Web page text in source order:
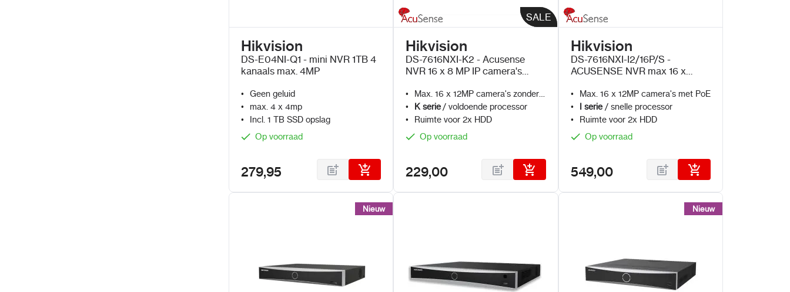
Hikvision
DS-E04NI-Q1 - mini NVR 1TB 4
kanaals max. 4MP
Geen geluid
max. 4 x 4mp
Incl. 1 TB SSD opslag
Op voorraad
279,95
SALE
SALE
Hikvision
DS-7616NXI-K2 - Acusense
NVR 16 x 8 MP IP camera's
Max. 16 x 12MP camera's zonder
PoEK serie/ voldoende processor
Ruimte voor 2x HDD
Op voorraad
229,00
Hikvision
DS-7616NXI-I2/16P/S -
ACUSENSE NVR max 16 x
Max. 16 x 12MP camera's met PoE
I serie/ snelle processor
Ruimte voor 2x HDD
Op voorraad
549,00
Nieuw
Nieuw Nieuw
Nieuw